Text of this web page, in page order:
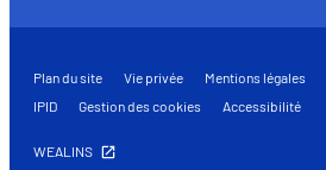
Plan du site Vie privée Mentions légales
IPID
Gestion des cookies Accessibilité
WEALINS